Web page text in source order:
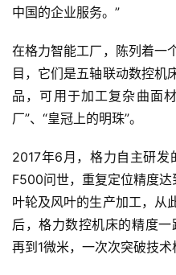
新
技
投
融
人
工
智
能
中国的企业服务。”
在格力智能工厂，陈列着一
目，它们是五轴联动数控机
品，可用于加工复杂曲面
厂”、“皇冠上的明珠”。
2017年6月，格力自主研
F500问世，重复定位精度
叶轮及风叶的生产加工，从
后，格力数控机床的精度
再到1微米，一次次突破技术